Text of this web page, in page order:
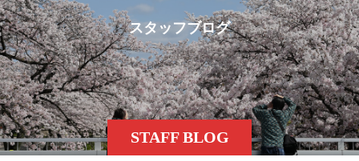
STAFF BLOG
スタ ッ フブログ